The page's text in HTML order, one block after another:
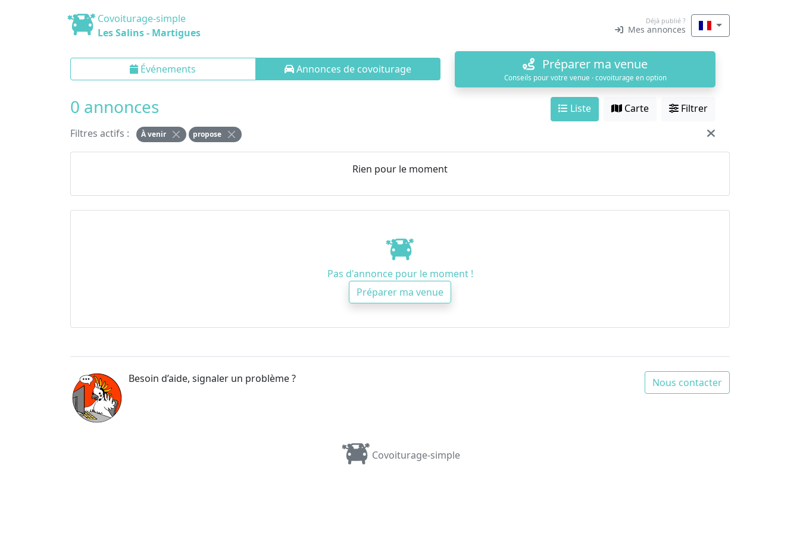
Covoiturage-simple
Les Salins - Martigues
Déjà publié ?
Mes annonces
Événements Annonces de covoiturage Préparer ma venue
Conseils pour votre venue · covoiturage en option
0 annonces Liste Carte
Filtrer
Filtres actifs :
À venir propose
Rien pour le moment
Pas d'annonce pour le moment !
Préparer ma venue
Besoin d’aide, signaler un problème ? Nous contacter
Covoiturage-simple